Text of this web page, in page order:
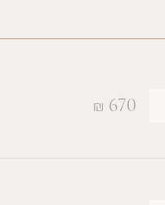
₪ 670